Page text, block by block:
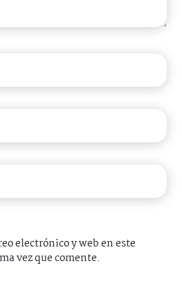
electrónico y web en este
vez que comente.